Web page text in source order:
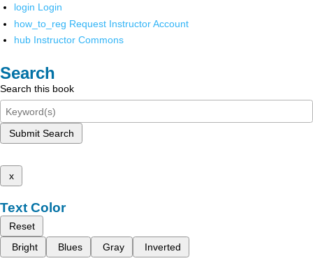
login Login
how_to_reg Request Instructor Account
hub Instructor Commons
Search
Search this book
Submit Search
x
Text Color
Reset
Bright
Blues Gray Inverted